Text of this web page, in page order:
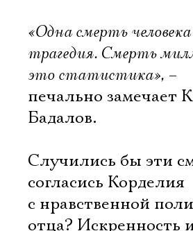
«Одна смерть
трагедия. Смерть
это статистика», –
печально замечает
Бадалов.
Случились бы эти
согласись Корделия
с нравственной
отца? Искренность